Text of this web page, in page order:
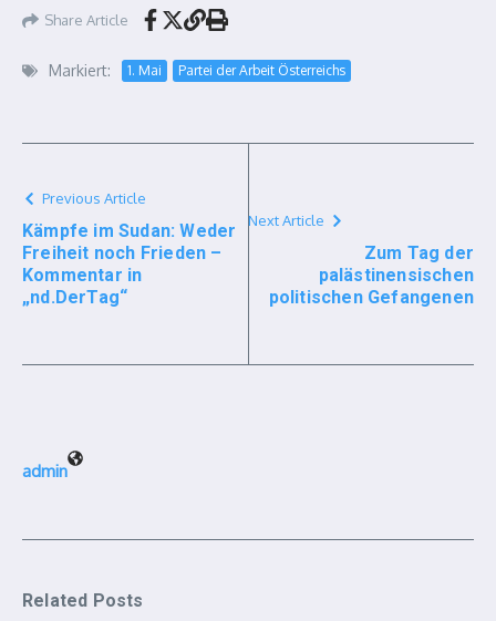
Share Article
Markiert: 1. Mai Partei der Arbeit Österreichs
Previous Article
Kämpfe im Sudan: Weder
Freiheit noch Frieden –
Kommentar in
„nd.DerTag“
Next Article
Zum Tag der
palästinensischen
politischen Gefangenen
admin
Related Posts